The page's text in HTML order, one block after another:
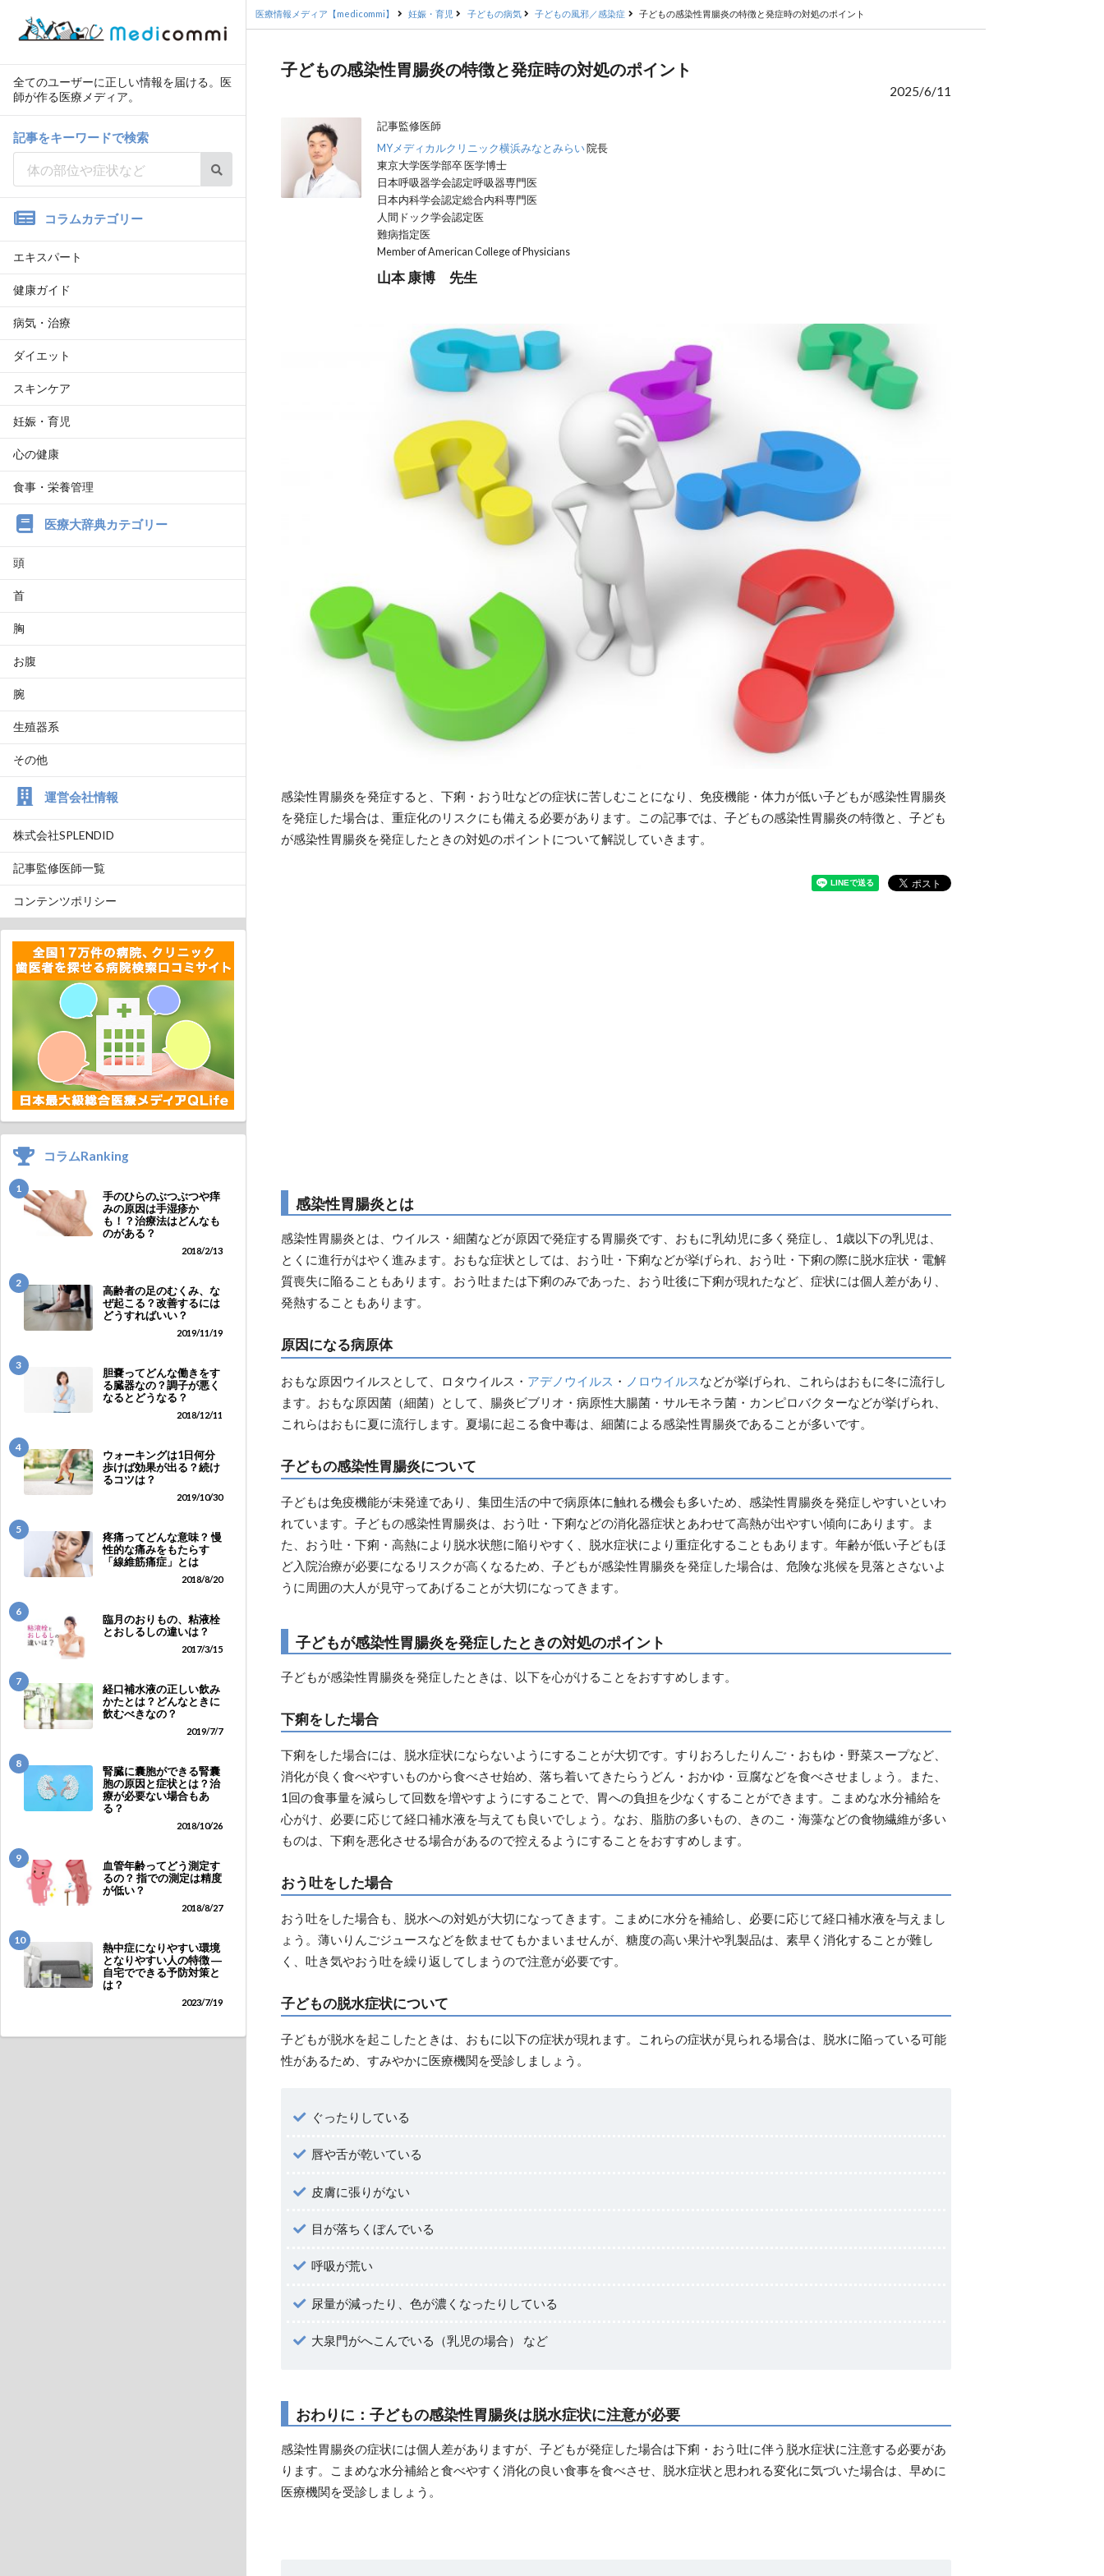
全てのユーザーに正しい情報を届ける。医
師が作る医療メディア。
記事をキーワードで検索
コラムカテゴリー
エキスパート
健康ガイド
病気・治療
ダイエット
スキンケア
妊娠・育児
心の健康
食事・栄養管理
医療大辞典カテゴリー
頭
首
胸
お腹
腕
生殖器系
その他
運営会社情報
株式会社SPLENDID
記事監修医師一覧
コンテンツポリシー
コラムRanking
1
手のひらのぶつぶつや痒
みの原因は手湿疹か
も！？治療法はどんなも
のがある？
2018/2/13
2
高齢者の足のむくみ、な
ぜ起こる？改善するには
どうすればいい？
2019/11/19
3
胆嚢ってどんな働きをす
る臓器なの？調子が悪く
なるとどうなる？
2018/12/11
4
ウォーキングは1日何分
歩けば効果が出る？続け
るコツは？
2019/10/30
5
疼痛ってどんな意味？ 慢
性的な痛みをもたらす
「線維筋痛症」とは
2018/8/20
6
臨月のおりもの、粘液栓
とおしるしの違いは？
2017/3/15
7
経口補水液の正しい飲み
かたとは？どんなときに
飲むべきなの？
2019/7/7
8
腎臓に囊胞ができる腎囊
胞の原因と症状とは？治
療が必要ない場合もあ
る？
2018/10/26
9
血管年齢ってどう測定す
るの？ 指での測定は精度
が低い？
2018/8/27
10
熱中症になりやすい環境
となりやすい人の特徴 ―
自宅でできる予防対策と
は？
2023/7/19
医療情報メディア【medicommi】 妊娠・育児 子どもの病気 子どもの風邪／感染症 子どもの感染性胃腸炎の特徴と発症時の対処のポイント
子どもの感染性胃腸炎の特徴と発症時の対処のポイント
2025/6/11
記事監修医師
MYメディカルクリニック横浜みなとみらい院長
東京大学医学部卒 医学博士
日本呼吸器学会認定呼吸器専門医
日本内科学会認定総合内科専門医
人間ドック学会認定医
難病指定医
Member of American College of Physicians
山本 康博 先生
感染性胃腸炎を発症すると、下痢・おう吐などの症状に苦しむことになり、免疫機能・体力が低い子どもが感染性胃腸炎
を発症した場合は、重症化のリスクにも備える必要があります。この記事では、子どもの感染性胃腸炎の特徴と、子ども
が感染性胃腸炎を発症したときの対処のポイントについて解説していきます。
感染性胃腸炎とは
感染性胃腸炎とは、ウイルス・細菌などが原因で発症する胃腸炎です、おもに乳幼児に多く発症し、1歳以下の乳児は、
とくに進行がはやく進みます。おもな症状としては、おう吐・下痢などが挙げられ、おう吐・下痢の際に脱水症状・電解
質喪失に陥ることもあります。おう吐または下痢のみであった、おう吐後に下痢が現れたなど、症状には個人差があり、
発熱することもあります。
原因になる病原体
おもな原因ウイルスとして、ロタウイルス・ アデノウイルス ・ ノロウイルスなどが挙げられ、これらはおもに冬に流行し
ます。おもな原因菌（細菌）として、腸炎ビブリオ・病原性大腸菌・サルモネラ菌・カンピロバクターなどが挙げられ、
これらはおもに夏に流行します。夏場に起こる食中毒は、細菌による感染性胃腸炎であることが多いです。
子どもの感染性胃腸炎について
子どもは免疫機能が未発達であり、集団生活の中で病原体に触れる機会も多いため、感染性胃腸炎を発症しやすいといわ
れています。子どもの感染性胃腸炎は、おう吐・下痢などの消化器症状とあわせて高熱が出やすい傾向にあります。ま
た、おう吐・下痢・高熱により脱水状態に陥りやすく、脱水症状により重症化することもあります。年齢が低い子どもほ
ど入院治療が必要になるリスクが高くなるため、子どもが感染性胃腸炎を発症した場合は、危険な兆候を見落とさないよ
うに周囲の大人が見守ってあげることが大切になってきます。
子どもが感染性胃腸炎を発症したときの対処のポイント
子どもが感染性胃腸炎を発症したときは、以下を心がけることをおすすめします。
下痢をした場合
下痢をした場合には、脱水症状にならないようにすることが大切です。すりおろしたりんご・おもゆ・野菜スープなど、
消化が良く食べやすいものから食べさせ始め、落ち着いてきたらうどん・おかゆ・豆腐などを食べさせましょう。また、
1回の食事量を減らして回数を増やすようにすることで、胃への負担を少なくすることができます。こまめな水分補給を
心がけ、必要に応じて経口補水液を与えても良いでしょう。なお、脂肪の多いもの、きのこ・海藻などの食物繊維が多い
ものは、下痢を悪化させる場合があるので控えるようにすることをおすすめします。
おう吐をした場合
おう吐をした場合も、脱水への対処が大切になってきます。こまめに水分を補給し、必要に応じて経口補水液を与えまし
ょう。薄いりんごジュースなどを飲ませてもかまいませんが、糖度の高い果汁や乳製品は、素早く消化することが難し
く、吐き気やおう吐を繰り返してしまうので注意が必要です。
子どもの脱水症状について
子どもが脱水を起こしたときは、おもに以下の症状が現れます。これらの症状が見られる場合は、脱水に陥っている可能
性があるため、すみやかに医療機関を受診しましょう。
ぐったりしている
唇や舌が乾いている
皮膚に張りがない
目が落ちくぼんでいる
呼吸が荒い
尿量が減ったり、色が濃くなったりしている
大泉門がへこんでいる（乳児の場合） など
おわりに：子どもの感染性胃腸炎は脱水症状に注意が必要
感染性胃腸炎の症状には個人差がありますが、子どもが発症した場合は下痢・おう吐に伴う脱水症状に注意する必要があ
ります。こまめな水分補給と食べやすく消化の良い食事を食べさせ、脱水症状と思われる変化に気づいた場合は、早めに
医療機関を受診しましょう。